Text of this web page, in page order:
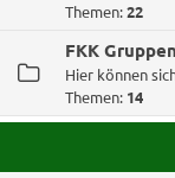
Themen:22
FKK
Hier können
Themen: 14